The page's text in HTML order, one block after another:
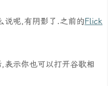
说呢,有阴影了.之前的Flick
表示你也可以打开谷歌相